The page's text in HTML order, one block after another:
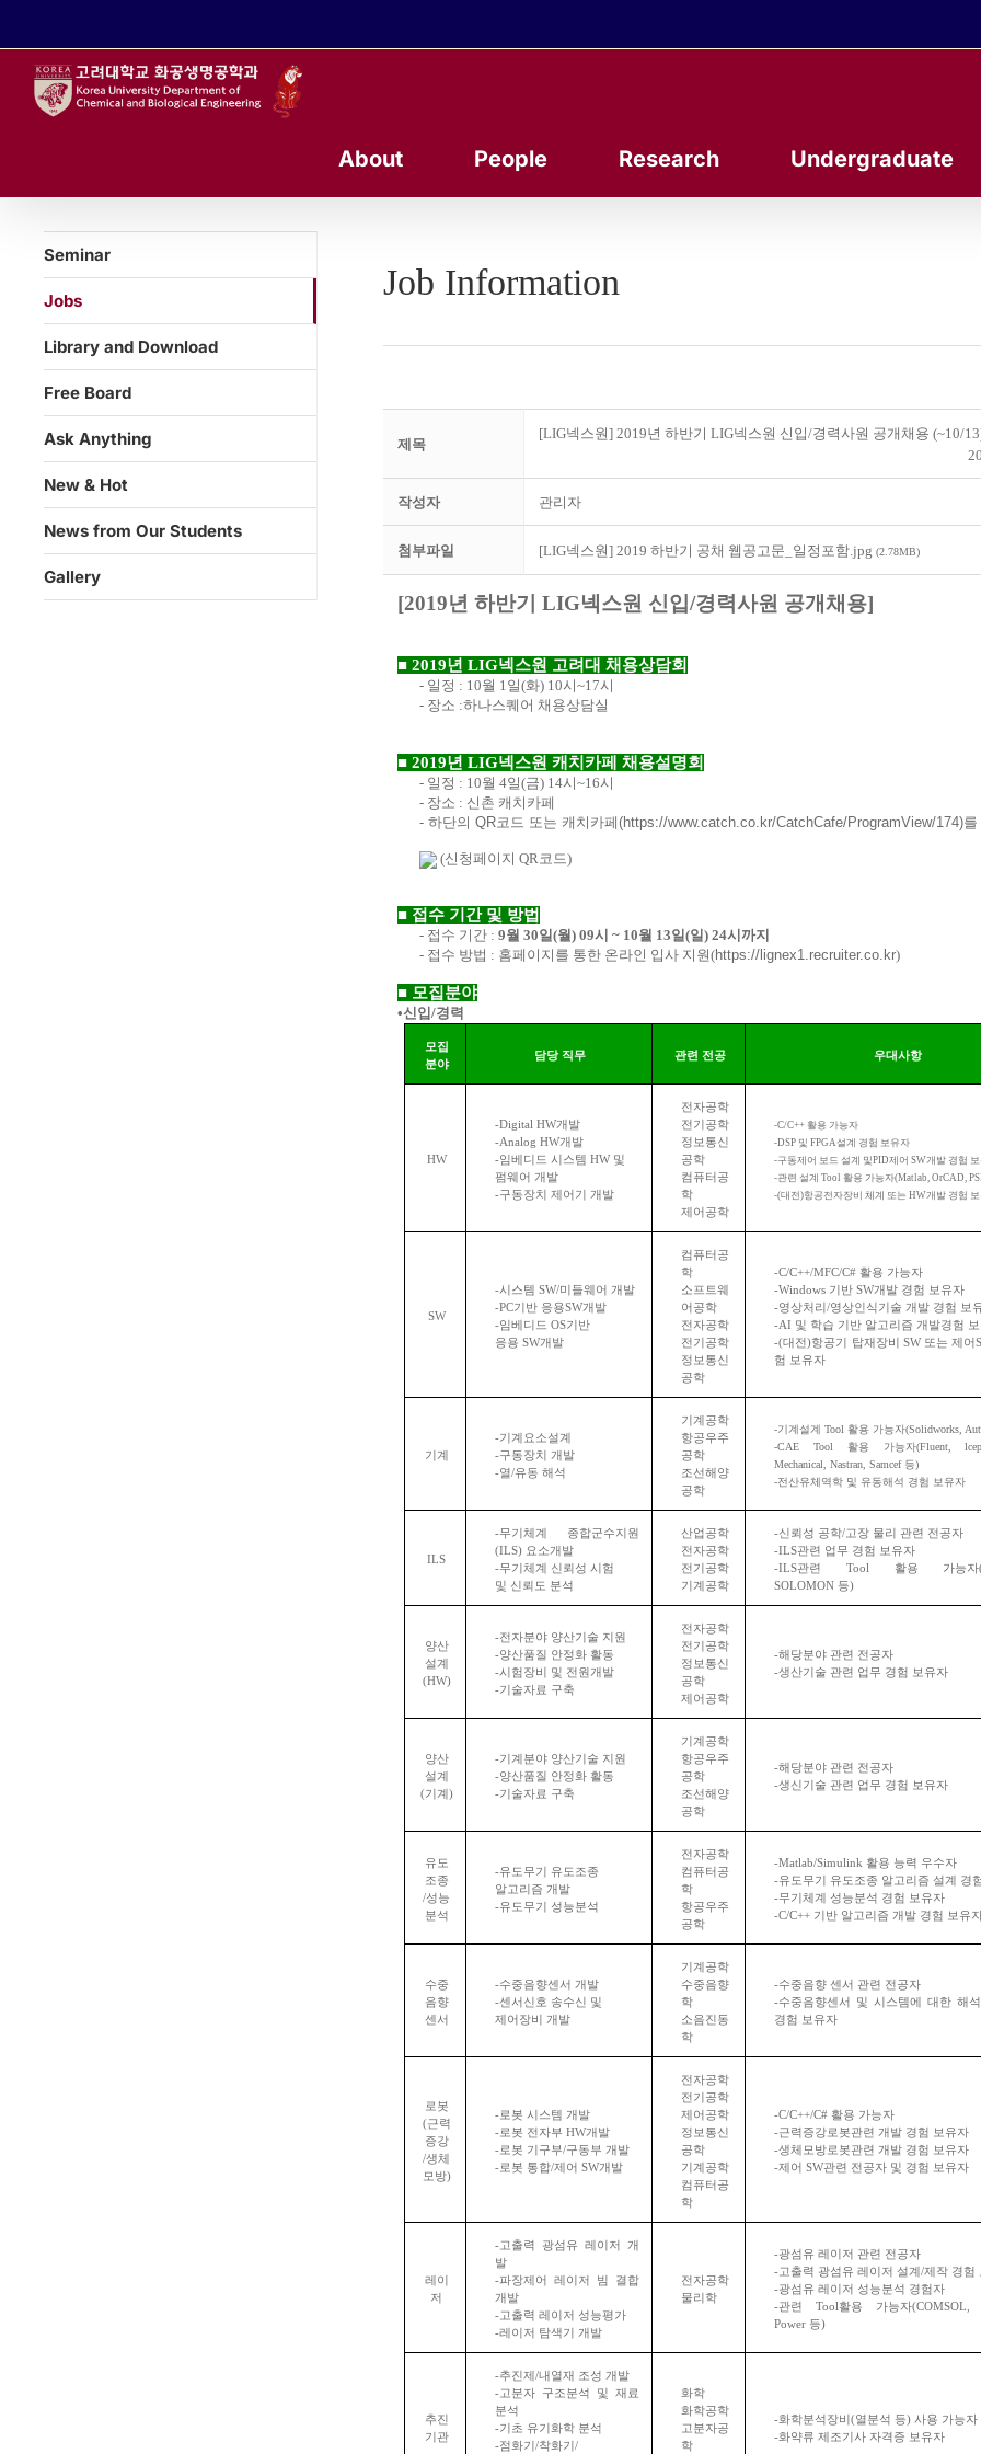
About People Research Undergraduate
Job Information
제목
[LIG넥스원] 2019년 하반기 LIG넥스원 신입/경력사원 공개채용 (~10/
작성자 관리자
첨부파일 [LIG넥스원] 2019 하반기 공채 웹공고문_일정포함.jpg (2.78MB)
[2019년 하반기 LIG넥스원 신입/경력사원 공개채용]
■2019년 LIG넥스원 고려대 채용상담회
- 일정 : 10월 1일(화) 10시~17시
- 장소 :하나스퀘어 채용상담실
■2019년 LIG넥스원 캐치카페 채용설명회
- 일정 : 10월 4일(금) 14시~16시
- 장소 : 신촌 캐치카페
- 하단의 QR코드 또는 캐치카페(https://www.catch.co.kr/CatchCafe/ProgramView/174)를
(신청페이지 QR코드)
■ 접수 기간 및 방법
- 접수 기간 : 9월 30일 (월 ) 09시 ~ 10월 13일 (일 ) 24시까지
- 접수 방법 : 홈페이지를 통한 온라인 입사 지원(https://lignex1.recruiter. co.kr)
■ 모집분야
•신입 /경력
모집
분야
담당 직무 관련 전공 우대사항
HW
-Digital HW개발
-Analog HW개발
-임베디드 시스템HW 및
펌웨어 개발
-구동장치 제어기 개발
전자공학
전기공학
정보통신
공학
컴퓨터공
학
제어공학
-C/C++활용 가능자
-DSP 및FPGA설계 경험 보유자
-구동제어 보드 설계 및PID제어SW개발 경험
-관련 설계Tool활용 가능자(Matlab, OrCAD,
-(대전)항공전자장비 체계 또는HW개발 경험
SW
-시스템SW/미들웨어 개발
-PC기반 응용SW개발
-임베디드OS기반
응용SW개발
컴퓨터공
학
소프트웨
어공학
전자공학
전기공학
정보통신
공학
-C/C++/MFC/C# 활용 가능자
-Windows 기반SW개발 경험 보유자
-영상처리/영상인식기술 개발 경험 보
-AI 및 학습 기반 알고리즘 개발경험
-(대전)항공기 탑재장비 SW 또는 제어
험 보유자
기계
-기계요소설계
-구동장치 개발
-열/유동 해석
기계공학
항공우주
공학
조선해양
공학
-기계설계Tool활용 가능자(Solidworks,
-CAE Tool 활용 가능자(Fluent,
Mechanical, Nastran, Samcef 등)
-전산유체역학 및 유동해석 경험 보유자
ILS
-무기체계 종합군수지원
(ILS) 요소개발
-무기체계 신뢰성 시험
및 신뢰도 분석
산업공학
전자공학
전기공학
기계공학
-신뢰성 공학/고장 물리 관련 전공자
-ILS관련 업무 경험 보유자
-ILS관련 Tool 활용 가능자
SOLOMON 등)
양산
설계
(HW)
-전자분야 양산기술 지원
-양산품질 안정화 활동
-시험장비 및 전원개발
-기술자료 구축
전자공학
전기공학
정보통신
공학
제어공학
-해당분야 관련 전공자
-생산기술 관련 업무 경험 보유자
양산
설계
(기계 )
-기계분야 양산기술 지원
-양산품질 안정화 활동
-기술자료 구축
기계공학
항공우주
공학
조선해양
공학
-해당분야 관련 전공자
-생신기술 관련 업무 경험 보유자
유도
조종
/성능
분석
-유도무기 유도조종
알고리즘 개발
-유도무기 성능분석
전자공학
컴퓨터공
학
항공우주
공학
-Matlab/Simulink 활용 능력 우수자
-유도무기 유도조종 알고리즘 설계 경
-무기체계 성능분석 경험 보유자
-C/C++ 기반 알고리즘 개발 경험 보유
수중
음향
센서
-수중음향센서 개발
-센서신호 송수신 및
제어장비 개발
기계공학
수중음향
학
소음진동
학
-수중음향 센서 관련 전공자
-수중음향센서 및 시스템에 대한 해석
경험 보유자
로봇
(근력
증강
/생체
모방)
-로봇 시스템 개발
-로봇 전자부HW개발
-로봇 기구부/구동부 개발
-로봇 통합/제어 SW개발
전자공학
전기공학
제어공학
정보통신
공학
기계공학
컴퓨터공
학
-C/C++/C# 활용 가능자
-근력증강로봇관련 개발 경험 보유자
-생체모방로봇관련 개발 경험 보유자
-제어SW관련 전공자 및 경험 보유자
레이
저
-고출력 광섬유 레이저 개
발
-파장제어 레이저 빔 결합
개발
-고출력 레이저 성능평가
-레이저 탐색기 개발
전자공학
물리학
-광섬유 레이저 관련 전공자
-고출력 광섬유 레이저 설계/제작 경험
-광섬유 레이저 성능분석 경험자
-관련Tool 활용 가능자
Power 등)
추진
기관
-추진제/내열재 조성 개발
-고분자 구조분석 및 재료
분석
-기초 유기화학 분석
-점화기/착화기/
화학
화학공학
고분자공
학
-화학분석장비(열분석 등) 사용 가능자
-화약류 제조기사 자격증 보유자
Seminar
Jobs
Library and Download
Free Board
Ask Anything
New & Hot
News from Our Students
Gallery